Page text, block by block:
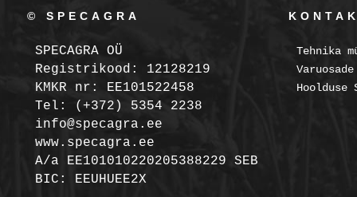
© SPECAGRA
SPECAGRA OÜ
Registrikood: 12128219
KMKR nr: EE101522458
Tel: (+372) 5354 2238
info@specagra.ee
www.specagra.ee
A/a EE101010220205388229 SEB
BIC: EEUHUEE2X
Tehnika